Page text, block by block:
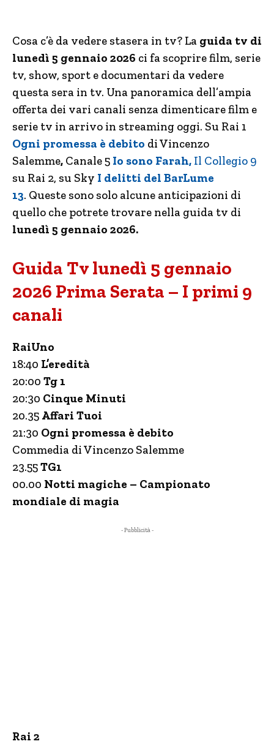
Cosa c’è da vedere stasera in tv? La guida tv di
lunedì 5 gennaio 2026 ci fa scoprire film, serie
tv, show, sport e documentari da vedere
questa sera in tv. Una panoramica dell’ampia
offerta dei vari canali senza dimenticare film e
serie tv in arrivo in streaming oggi. Su Rai 1
Ogni promessa è debito di Vincenzo
Salemme, Canale 5 Io sono Farah, Il Collegio 9
su Rai 2, su Sky I delitti del BarLume
13. Queste sono solo alcune anticipazioni di
quello che potrete trovare nella guida tv di
lunedì 5 gennaio 2026.
Guida Tv lunedì 5 gennaio
2026 Prima Serata – I primi 9
canali
RaiUno
18:40 L’eredità
20:00 Tg 1
20:30 Cinque Minuti
20.35 Affari Tuoi
21:30 Ogni promessa è debito
Commedia di Vincenzo Salemme
23.55TG1
00.00 Notti magiche – Campionato
mondiale di magia
- Pubblicità -
Rai 2